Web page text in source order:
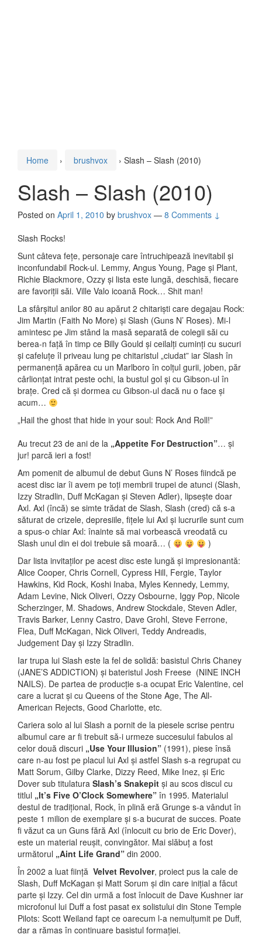
Home › brushvox › Slash – Slash (2010)
Slash – Slash (2010)
Posted on April 1, 2010 by brushvox — 8 Comments ↓
Slash Rocks!
Sunt câteva fețe, personaje care întruchipează inevitabil și
inconfundabil Rock-ul. Lemmy, Angus Young, Page și Plant,
Richie Blackmore, Ozzy și lista este lungă, deschisă, fiecare
are favoriții săi. Ville Valo icoană Rock… Shit man!
La sfârșitul anilor 80 au apărut 2 chitariști care degajau Rock:
Jim Martin (Faith No More) și Slash (Guns N’ Roses). Mi-l
amintesc pe Jim stând la masă separată de colegii săi cu
berea-n față în timp ce Billy Gould și ceilalți cuminți cu sucuri
și cafeluțe îl priveau lung pe chitaristul „ciudat” iar Slash în
permanență apărea cu un Marlboro în colțul gurii, joben, păr
cârlionțat intrat peste ochi, la bustul gol și cu Gibson-ul în
brațe. Cred că și dormea cu Gibson-ul dacă nu o face și
acum…
„Hail the ghost that hide in your soul: Rock And Roll!”
Au trecut 23 de ani de la „Appetite For Destruction”… și
jur! parcă ieri a fost!
Am pomenit de albumul de debut Guns N’ Roses fiindcă pe
acest disc iar îi avem pe toți membrii trupei de atunci (Slash,
Izzy Stradlin, Duff McKagan și Steven Adler), lipsește doar
Axl. Axl (încă) se simte trădat de Slash, Slash (cred) că s-a
săturat de crizele, depresiile, fițele lui Axl și lucrurile sunt cum
a spus-o chiar Axl: înainte să mai vorbească vreodată cu
Slash unul din ei doi trebuie să moară… (
)
Dar lista invitaților pe acest disc este lungă și impresionantă:
Alice Cooper, Chris Cornell, Cypress Hill, Fergie, Taylor
Hawkins, Kid Rock, Koshi Inaba, Myles Kennedy, Lemmy,
Adam Levine, Nick Oliveri, Ozzy Osbourne, Iggy Pop, Nicole
Scherzinger, M. Shadows, Andrew Stockdale, Steven Adler,
Travis Barker, Lenny Castro, Dave Grohl, Steve Ferrone,
Flea, Duff McKagan, Nick Oliveri, Teddy Andreadis,
Judgement Day și Izzy Stradlin.
Iar trupa lui Slash este la fel de solidă: basistul Chris Chaney
(JANE’S ADDICTION) și bateristul Josh Freese (NINE INCH
NAILS). De partea de producție s-a ocupat Eric Valentine, cel
care a lucrat și cu Queens of the Stone Age, The All-
American Rejects, Good Charlotte, etc.
Cariera solo al lui Slash a pornit de la piesele scrise pentru
albumul care ar fi trebuit să-i urmeze succesului fabulos al
celor două discuri „Use Your Illusion” (1991), piese însă
care n-au fost pe placul lui Axl și astfel Slash s-a regrupat cu
Matt Sorum, Gilby Clarke, Dizzy Reed, Mike Inez, și Eric
Dover sub titulatura Slash’s Snakepit și au scos discul cu
titlul „It’s Five O’Clock Somewhere” în 1995. Materialul
destul de tradițional, Rock, în plină eră Grunge s-a vândut în
peste 1 milion de exemplare și s-a bucurat de succes. Poate
fi văzut ca un Guns fără Axl (înlocuit cu brio de Eric Dover),
este un material reușit, convingător. Mai slăbuț a fost
următorul „Aint Life Grand” din 2000.
În 2002 a luat ființă Velvet Revolver, proiect pus la cale de
Slash, Duff McKagan și Matt Sorum și din care inițial a făcut
parte și Izzy. Cel din urmă a fost înlocuit de Dave Kushner iar
microfonul lui Duff a fost pasat ex solistului din Stone Temple
Pilots: Scott Weiland fapt ce oarecum l-a nemulțumit pe Duff,
dar a rămas în continuare basistul formației.